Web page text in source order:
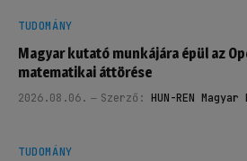
TUDOMÁNY
Magyar kutató munkájára épül az
matematikai áttörése
2026.08.06. Szerző: HUN-REN
TUDOMÁNY